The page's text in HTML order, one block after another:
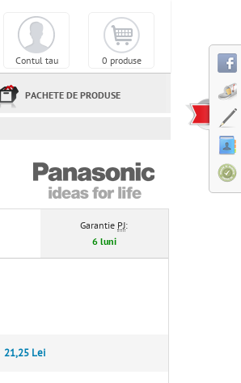
0 produse
Contul tau
PACHETE DE PRODUSE
Garantie PJ:
6 luni
21,25 Lei